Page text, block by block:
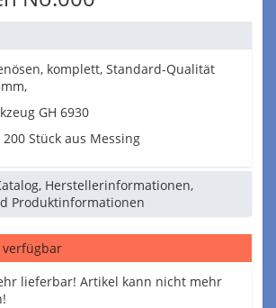
komplett, Standard-Qualität
GH 6930
Stück aus Messing
Herstellerinformationen,
Produktinformationen
lieferbar! Artikel kann nicht mehr